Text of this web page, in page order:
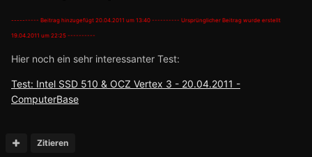
---------- Beitrag hinzugefügt 20.04.2011 um 13:40 ---------- Ursprünglicher Beitrag wurde erstellt
19.04.2011 um 22:25 ----------
Hier noch ein sehr interessanter Test:
Test: Intel SSD 510 & OCZ Vertex 3 - 20.04.2011 -
ComputerBase
Zitieren